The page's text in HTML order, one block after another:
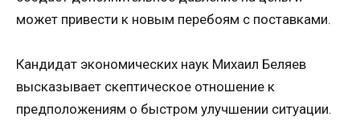
может привести к новым перебоям с поставками.
Кандидат экономических наук Михаил Беляев
высказывает скептическое отношение к
предположениям о быстром улучшении ситуации.